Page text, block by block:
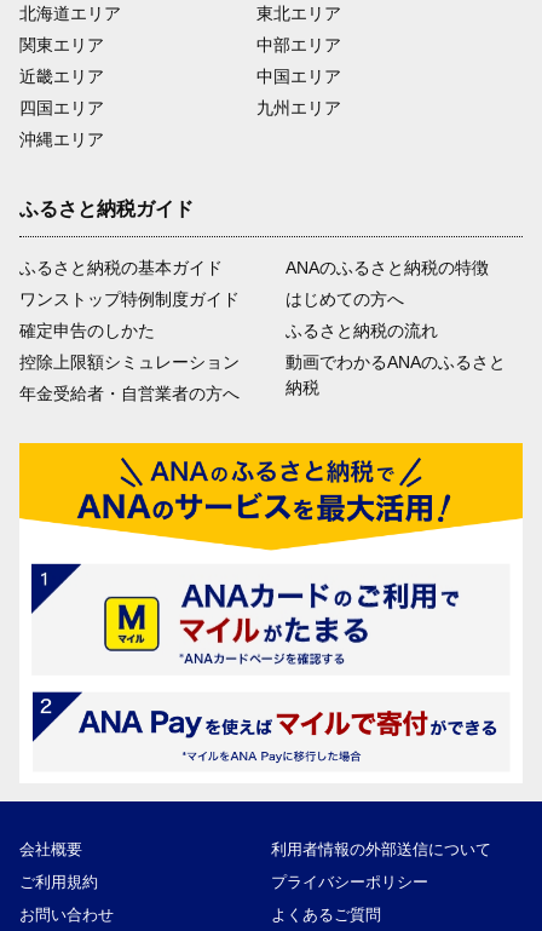
北海道エリア
関東エリア
近畿エリア
四国エリア
沖縄エリア
東北エリア
中部エリア
中国エリア
九州エリア
ふるさと納税ガイド
ふるさと納税の基本ガイド
ワンストップ特例制度ガイド
確定申告のしかた
控除上限額シミュレーション
年金受給者・自営業者の方へ
ANAのふるさと納税の特徴
はじめての方へ
ふるさと納税の流れ
動画でわかるANAのふるさと
納税
会社概要
利用者情報の外部送信について
ご利用規約
プライバシーポリシー
お問い合わせ
よくあるご質問